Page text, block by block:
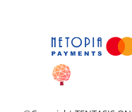
Baterii bucatarie
Baterii cada
Baterii electrice